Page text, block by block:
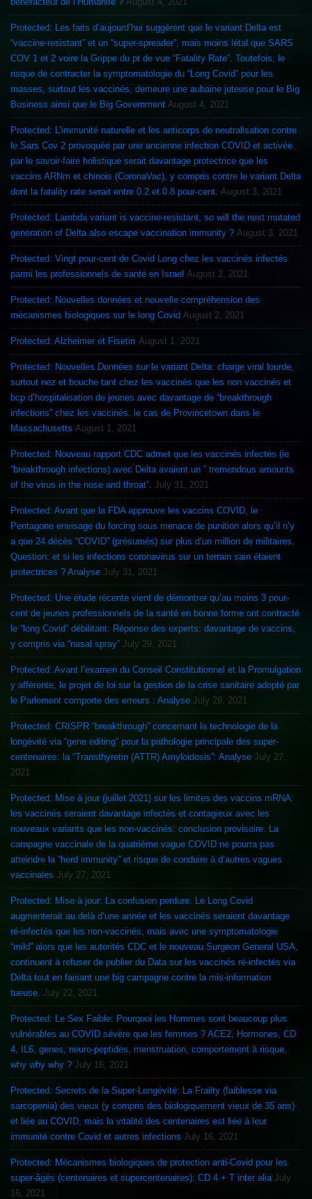
Protected: Les faits d’aujourd’hui suggèrent que le variant Delta est
“vaccine-resistant” et un “super-spreader”, mais moins létal que SARS
COV 1 et 2 voire la Grippe du pt de vue “Fatality Rate”. Toutefois, le
risque de contracter la symptomatologie du “Long Covid” pour les
masses, surtout les vaccinés, demeure une aubaine juteuse pour le Big
Business ainsi que le Big Government August 4, 2021
Protected: L’immunité naturelle et les anticorps de neutralisation contre
le Sars Cov 2 provoquée par une ancienne infection COVID et activée
par le savoir-faire holistique serait davantage protectrice que les
vaccins ARNm et chinois (CoronaVac), y compris contre le variant Delta
dont la fatality rate serait entre 0.2 et 0.8 pour-cent. August 3, 2021
Protected: Lambda variant is vaccine-resistant, so will the next mutated
generation of Delta also escape vaccination immunity ? August 3, 2021
Protected: Vingt pour-cent de Covid Long chez les vaccinés infectés
parmi les professionnels de santé en Israel August 2, 2021
Protected: Nouvelles données et nouvelle compréhension des
mécanismes biologiques sur le long Covid August 2, 2021
Protected: Alzheimer et Fisetin August 1, 2021
Protected: Nouvelles Données sur le variant Delta: charge viral lourde,
surtout nez et bouche tant chez les vaccinés que les non vaccinés et
bcp d’hospitalisation de jeunes avec davantage de “breakthrough
infections” chez les vaccinés: le cas de Provincetown dans le
Massachusetts August 1, 2021
Protected: Nouveau rapport CDC admet que les vaccinés infectés (ie
“breakthrough infections) avec Delta avaient un ” tremendous amounts
of the virus in the nose and throat”. July 31, 2021
Protected: Avant que la FDA approuve les vaccins COVID, le
Pentagone envisage du forcing sous menace de punition alors qu’il n’y
a que 24 décès “COVID” (présumés) sur plus d’un million de militaires.
Question: et si les infections coronavirus sur un terrain sain étaient
protectrices ? Analyse July 31, 2021
Protected: Une étude récente vient de démontrer qu’au moins 3 pour-
cent de jeunes professionnels de la santé en bonne forme ont contracté
le “long Covid” débilitant: Réponse des experts: davantage de vaccins,
y compris via “nasal spray” July 29, 2021
Protected: Avant l’examen du Conseil Constitutionnel et la Promulgation
y afférente, le projet de loi sur la gestion de la crise sanitaire adopté par
le Parlement comporte des erreurs : Analyse July 28, 2021
Protected: CRISPR “breakthrough” concernant la technologie de la
longévité via “gene editing” pour la pathologie principale des super-
centenaires: la “Transthyretin (ATTR) Amyloidosis”: Analyse July 27,
2021
Protected: Mise à jour (juillet 2021) sur les limites des vaccins mRNA:
les vaccinés seraient davantage infectés et contagieux avec les
nouveaux variants que les non-vaccinés: conclusion provisoire. La
campagne vaccinale de la quatrième vague COVID ne pourra pas
atteindre la “herd immunity” et risque de conduire à d’autres vagues
vaccinales July 27, 2021
Protected: Mise à jour: La confusion perdure: Le Long Covid
augmenterait au delà d’une année et les vaccinés seraient davantage
ré-infectés que les non-vaccinés, mais avec une symptomatologie
“mild” alors que les autorités CDC et le nouveau Surgeon General USA,
continuent à refuser de publier du Data sur les vaccinés ré-infectés via
Delta tout en faisant une big campagne contre la mis-information
tueuse. July 22, 2021
Protected: Le Sex Faible: Pourquoi les Hommes sont beaucoup plus
vulnérables au COVID sévère que les femmes ? ACE2, Hormones, CD
4, IL6, genes, neuro-peptides, menstruation, comportement à risque,
why why why ? July 16, 2021
Protected: Secrets de la Super-Longévité: La Frailty (faiblesse via
sarcopenia) des vieux (y compris des biologiquement vieux de 35 ans)
et liée au COVID, mais la vitalité des centenaires est liée à leur
immunité contre Covid et autres infections July 16, 2021
Protected: Mécanismes biologiques de protection anti-Covid pour les
super-âgés (centenaires et supercentenaires): CD 4 + T inter alia July
16, 2021